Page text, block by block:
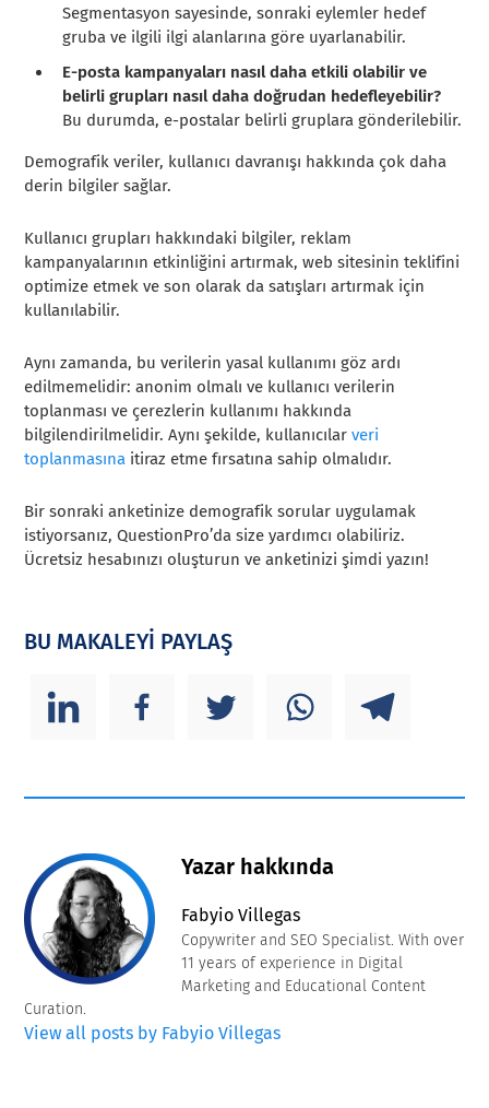
Segmentasyon sayesinde, sonraki eylemler hedef
gruba ve ilgili ilgi alanlarına göre uyarlanabilir.
E-posta kampanyaları nasıl daha etkili olabilir ve
belirli grupları nasıl daha doğrudan hedefleyebilir?
Bu durumda, e-postalar belirli gruplara gönderilebilir.
Demografik veriler, kullanıcı davranışı hakkında çok daha
derin bilgiler sağlar.
Kullanıcı grupları hakkındaki bilgiler, reklam
kampanyalarının etkinliğini artırmak, web sitesinin teklifini
optimize etmek ve son olarak da satışları artırmak için
kullanılabilir.
Aynı zamanda, bu verilerin yasal kullanımı göz ardı
edilmemelidir: anonim olmalı ve kullanıcı verilerin
toplanması ve çerezlerin kullanımı hakkında
bilgilendirilmelidir. Aynı şekilde, kullanıcılarveri
toplanmasına itiraz etme fırsatına sahip olmalıdır.
Bir sonraki anketinize demografik sorular uygulamak
istiyorsanız, QuestionPro’da size yardımcı olabiliriz.
Ücretsiz hesabınızı oluşturun ve anketinizi şimdi yazın!
BU MAKALEYİ PAYLAŞ
Yazar hakkında
Fabyio Villegas
Copywriter and SEO Specialist. With over
11 years of experience in Digital
Marketing and Educational Content
Curation.
View all posts by Fabyio Villegas